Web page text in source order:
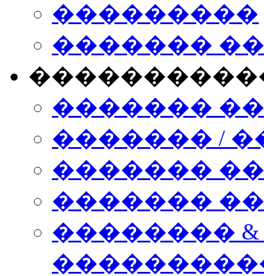
���������
�������
�������
������� /
�������
������� ���
��������